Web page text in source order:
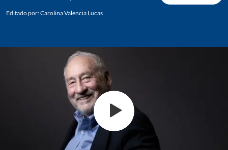
Editado por:Carolina Valencia Lucas